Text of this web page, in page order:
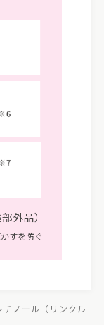
部外品）
すを防ぐ
ノール（リンクル